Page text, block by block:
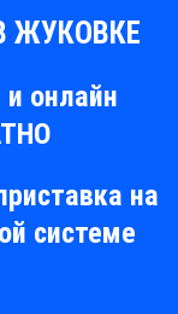
ЖУКОВКЕ
онлайн
на
системе